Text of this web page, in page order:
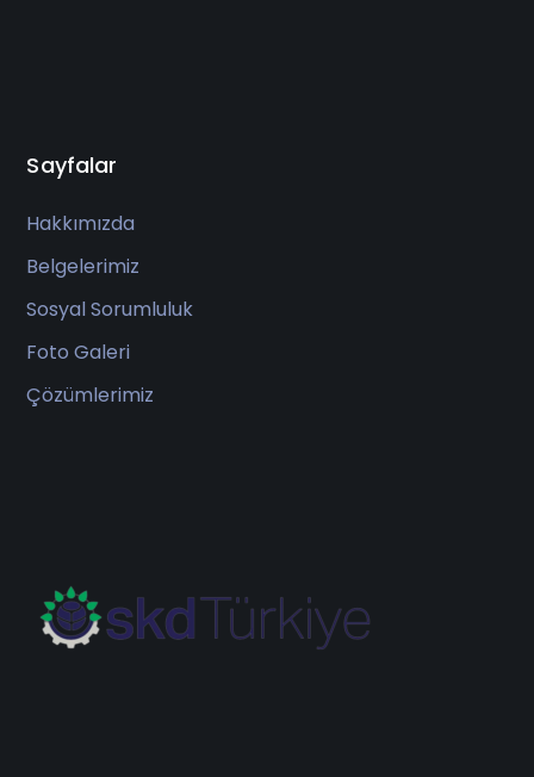
Sayfalar
Hakkımızda
Belgelerimiz
Sosyal Sorumluluk
Foto Galeri
Çözümlerimiz